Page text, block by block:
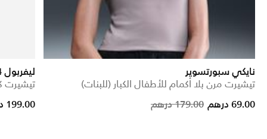
نايكي سبورتسوير
تيشيرت مرن بلا أكمام للأطفال الكبار (للبنات)
Price reduced from
179.00 درهم
to 69.00 درهم
ليفربول F.C. 2023/24 ستديوم البديل
تيشيرت
199.00 درهم